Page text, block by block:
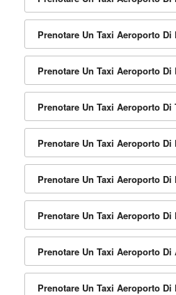
Prenotare Un Taxi Aeroporto Di
Prenotare Un Taxi Aeroporto Di
Prenotare Un Taxi Aeroporto Di
Prenotare Un Taxi Aeroporto Di
Prenotare Un Taxi Aeroporto
Prenotare Un Taxi Aeroporto
Prenotare Un Taxi Aeroporto Di
Prenotare Un Taxi Aeroporto Di